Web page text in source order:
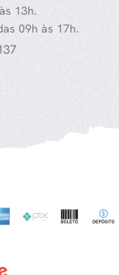
13h.
09h às 17h.